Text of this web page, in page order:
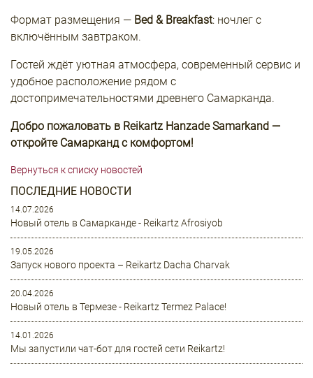
Формат размещения — Bed & Breakfast: ночлег с
включённым завтраком.
Гостей ждёт уютная атмосфера, современный сервис и
удобное расположение рядом с
достопримечательностями древнего Самарканда.
Добро пожаловать в Reikartz Hanzade Samarkand —
откройте Самарканд с комфортом!
Вернуться к списку новостей
ПОСЛЕДНИЕ НОВОСТИ
14.07.2026
Новый отель в Самарканде - Reikartz Afrosiyob
19.05.2026
Запуск нового проекта – Reikartz Dacha Charvak
20.04.2026
Новый отель в Термезе - Reikartz Termez Palace!
14.01.2026
Мы запустили чат-бот для гостей сети Reikartz!